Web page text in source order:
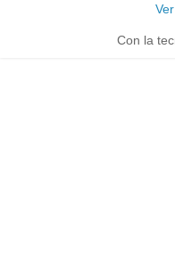
Con la